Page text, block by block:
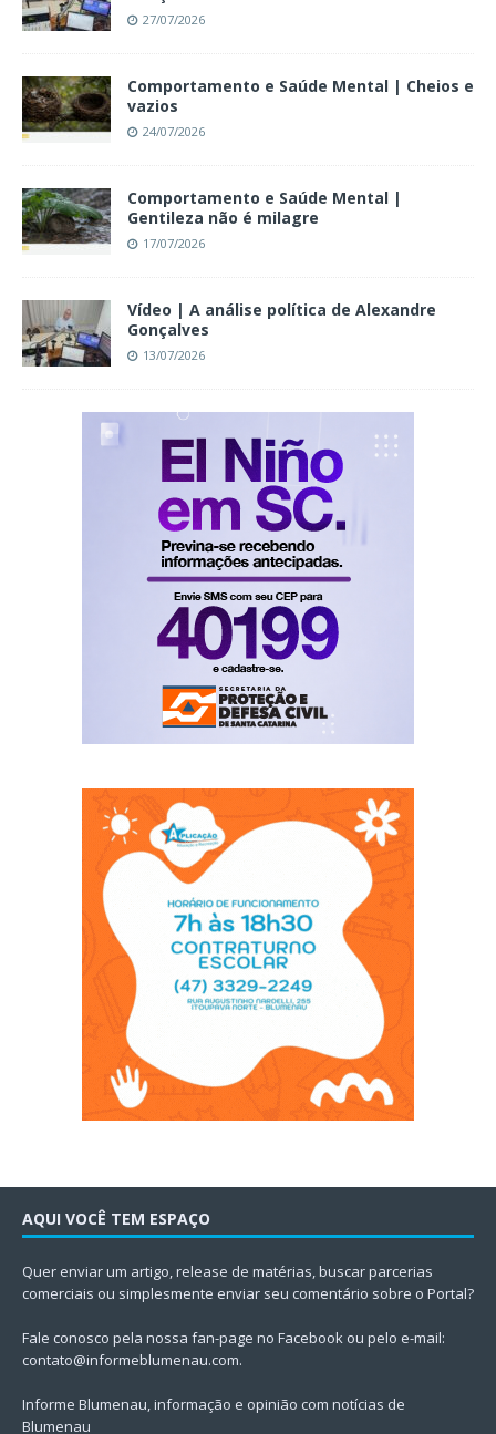
27/07/2026
Comportamento e Saúde Mental | Cheios e
vazios
24/07/2026
Comportamento e Saúde Mental |
Gentileza não é milagre
17/07/2026
Vídeo | A análise política de Alexandre
Gonçalves
13/07/2026
AQUI VOCÊ TEM ESPAÇO
Quer enviar um artigo, release de matérias, buscar parcerias
comerciais ou simplesmente enviar seu comentário sobre o Portal?
Fale conosco pela nossa fan-page no Facebook ou pelo e-mail:
contato@informeblumenau.com.
Informe Blumenau, informação e opinião com notícias de
Blumenau